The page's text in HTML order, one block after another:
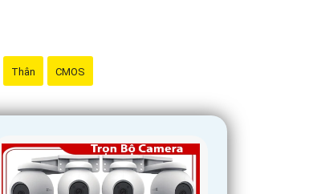
Thân CMOS